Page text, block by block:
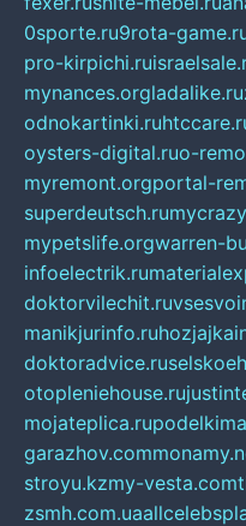
0sporte.ru9rota-
pro-kirpichi.ru
mynances.orgladalike.ru
odnokartinki.ru
oysters-digital.ruo-
myremont.orgportal-
superdeutsch.ru
mypetslife.orgwarren-
infoelectrik.ru
doktorvilechit.ru
manikjurinfo.ru
doktoradvice.ru
otopleniehouse.ru
mojateplica.ru
garazhov.com
stroyu.kzmy-vesta.com
zsmh.com.ua